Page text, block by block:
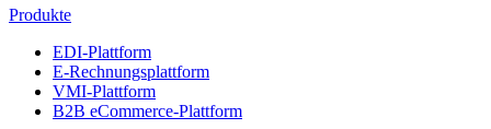
Produkte
EDI-Plattform
E-Rechnungsplattform
VMI-Plattform
B2B eCommerce-Plattform